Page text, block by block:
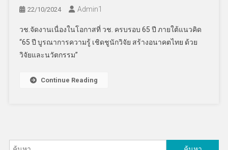
22/10/2024 Admin​1
วช.จัดงานเนื่องในโอกาสที่ วช. ครบรอบ 65 ปี ภายใต้แนวคิด
“65 ปี บูรณาการความรู้ เชิดชูนักวิจัย สร้างอนาคตไทย ด้วย
วิจัยและนวัตกรรม”
Continue Reading